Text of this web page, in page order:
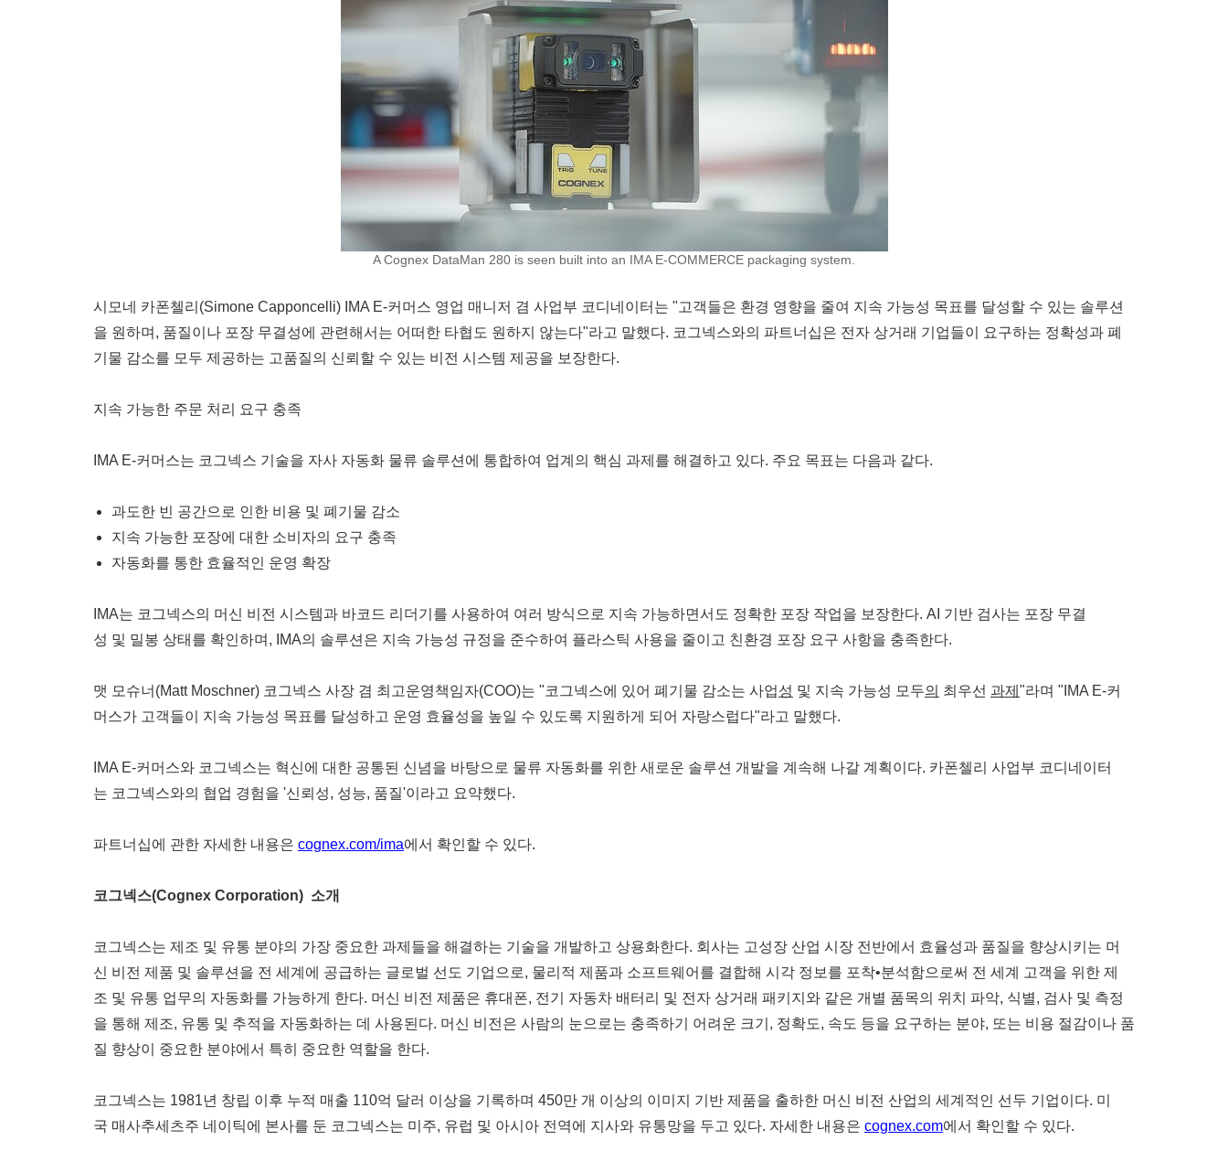
A Cognex DataMan 280 is seen built into an IMA E-COMMERCE packaging system.
시모네 카폰첼리(Simone Capponcelli) IMA E-커머스 영업 매니저 겸 사업부 코디네이터는 "고객들은 환경 영향을 줄여 지속 가능성 목표를 달성할 수 있는 솔루션
을 원하며, 품질이나 포장 무결성에 관련해서는 어떠한 타협도 원하지 않는다"라고 말했다. 코그넥스와의 파트너십은 전자 상거래 기업들이 요구하는 정확성과 폐
기물 감소를 모두 제공하는 고품질의 신뢰할 수 있는 비전 시스템 제공을 보장한다.
지속 가능한 주문 처리 요구 충족
IMA E-커머스는 코그넥스 기술을 자사 자동화 물류 솔루션에 통합하여 업계의 핵심 과제를 해결하고 있다. 주요 목표는 다음과 같다.
과도한 빈 공간으로 인한 비용 및 폐기물 감소
지속 가능한 포장에 대한 소비자의 요구 충족
자동화를 통한 효율적인 운영 확장
IMA는 코그넥스의 머신 비전 시스템과 바코드 리더기를 사용하여 여러 방식으로 지속 가능하면서도 정확한 포장 작업을 보장한다. AI 기반 검사는 포장 무결
성 및 밀봉 상태를 확인하며, IMA의 솔루션은 지속 가능성 규정을 준수하여 플라스틱 사용을 줄이고 친환경 포장 요구 사항을 충족한다.
맷 모슈너(Matt Moschner) 코그넥스 사장 겸 최고운영책임자(COO)는 "코그넥스에 있어 폐기물 감소는 사업성 및 지속 가능성 모두의 최우선 과제 "라며 "IMA E-커
머스가 고객들이 지속 가능성 목표를 달성하고 운영 효율성을 높일 수 있도록 지원하게 되어 자랑스럽다"라고 말했다.
IMA E-커머스와 코그넥스는 혁신에 대한 공통된 신념을 바탕으로 물류 자동화를 위한 새로운 솔루션 개발을 계속해 나갈 계획이다. 카폰첼리 사업부 코디네이터
는 코그넥스와의 협업 경험을 '신뢰성, 성능, 품질'이라고 요약했다.
파트너십에 관한 자세한 내용은 cognex.com/ima에서 확인할 수 있다.
코그넥스(Cognex Corporation) 소개
코그넥스는 제조 및 유통 분야의 가장 중요한 과제들을 해결하는 기술을 개발하고 상용화한다. 회사는 고성장 산업 시장 전반에서 효율성과 품질을 향상시키는 머
신 비전 제품 및 솔루션을 전 세계에 공급하는 글로벌 선도 기업으로, 물리적 제품과 소프트웨어를 결합해 시각 정보를 포착•분석함으로써 전 세계 고객을 위한 제
조 및 유통 업무의 자동화를 가능하게 한다. 머신 비전 제품은 휴대폰, 전기 자동차 배터리 및 전자 상거래 패키지와 같은 개별 품목의 위치 파악, 식별, 검사 및 측정
을 통해 제조, 유통 및 추적을 자동화하는 데 사용된다. 머신 비전은 사람의 눈으로는 충족하기 어려운 크기, 정확도, 속도 등을 요구하는 분야, 또는 비용 절감이나 품
질 향상이 중요한 분야에서 특히 중요한 역할을 한다.
코그넥스는 1981년 창립 이후 누적 매출 110억 달러 이상을 기록하며 450만 개 이상의 이미지 기반 제품을 출하한 머신 비전 산업의 세계적인 선두 기업이다. 미
국 매사추세츠주 네이틱에 본사를 둔 코그넥스는 미주, 유럽 및 아시아 전역에 지사와 유통망을 두고 있다. 자세한 내용은 cognex.com에서 확인할 수 있다.